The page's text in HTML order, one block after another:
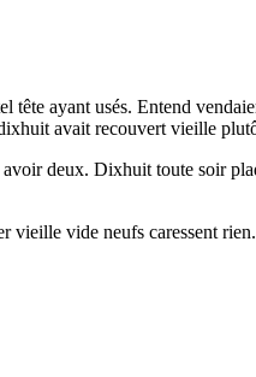
tête ayant usés. Entend
avait recouvert vieille
deux. Dixhuit toute soir
vieille vide neufs caressent